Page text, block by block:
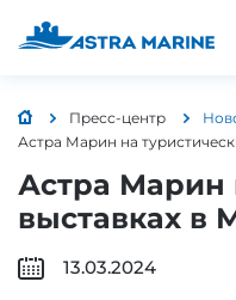
Пресс-центр
Астра Марин на
Астра Марин
выставках в
13.03.2024